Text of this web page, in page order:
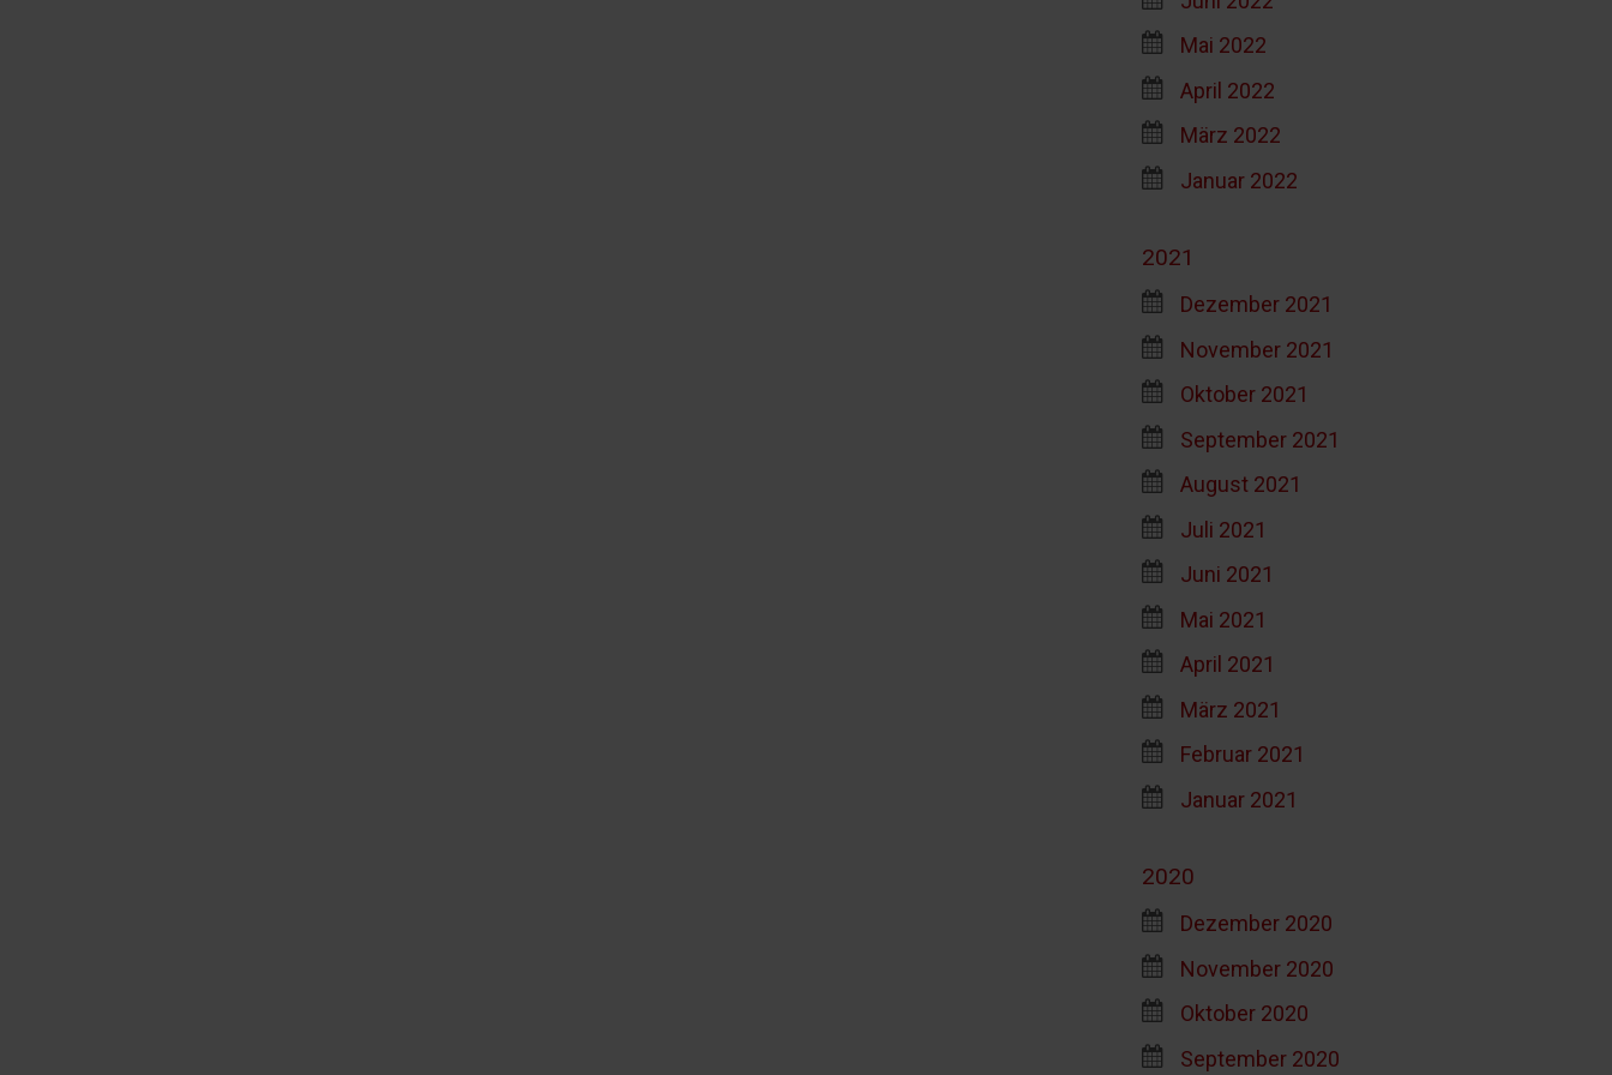
Mai 2022
April 2022
März 2022
Januar 2022
2021
Dezember 2021
November 2021
Oktober 2021
September 2021
August 2021
Juli 2021
Juni 2021
Mai 2021
April 2021
März 2021
Februar 2021
Januar 2021
2020
Dezember 2020
November 2020
Oktober 2020
September 2020